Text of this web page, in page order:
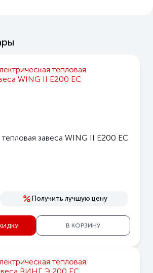
завеса WING II E200 EC
Получить лучшую цену
В КОРЗИНУ